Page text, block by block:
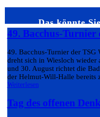
Das könnte
49. Bacchus-Turnier
49. Bacchus-Turnier der TSG
dreht sich in Wiesloch wieder
und 30. August richtet die
der Helmut-Will-Halle bereits
Weiterlesen
Tag des offenen